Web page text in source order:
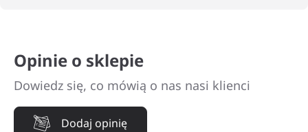
Opinie o sklepie
Dowiedz się, co mówią o nas nasi klienci
Dodaj opinię